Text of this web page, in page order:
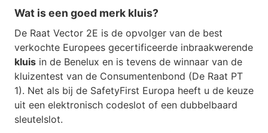
Wat is een goed merk kluis?
De Raat Vector 2E is de opvolger van de best
verkochte Europees gecertificeerde inbraakwerende
kluis in de Benelux en is tevens de winnaar van de
kluizentest van de Consumentenbond (De Raat PT
1). Net als bij de SafetyFirst Europa heeft u de keuze
uit een elektronisch codeslot of een dubbelbaard
sleutelslot.